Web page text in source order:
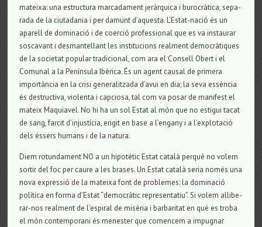
mateixa: una estruc­tura mar­ca­da­ment jeràrquica i burocràtica, sepa­
rada de la ciu­ta­da­nia i per damunt d’aquesta. L’Estat-nació és un
apa­rell de domi­nació i de coerció pro­fes­si­o­nal que es va ins­tau­rar
sos­ca­vant i des­man­te­llant les ins­ti­tu­ci­ons real­ment democràtiques
de la soci­e­tat popu­lar tra­di­ci­o­nal, com ara el Con­sell Obert i el
Comu­nal a la Península Ibèrica. És un agent cau­sal de pri­mera
importància en la crisi gene­ra­lit­zada d’avui en dia; la seva essència
és des­truc­tiva, vio­lenta i cap­ci­osa, tal com va posar de mani­fest el
mateix Maquia­vel. No hi ha un sol Estat al món que no esti­gui tacat
de sang, far­cit d’injustícia, eri­git en base a l’engany i a l’explo­tació
dels éssers humans i de la natura.
Diem rotun­da­ment NO a un hipotètic Estat català perquè no volem
sor­tir del foc per caure a les bra­ses. Un Estat català seria només una
nova expressió de la mateixa font de pro­ble­mes: la domi­nació
política en forma d’Estat “democràtic repre­sen­ta­tiu”. Si volem alli­be­
rar-nos real­ment de l’espi­ral de misèria i bar­ba­ri­tat en què es troba
el món con­tem­po­rani és menes­ter que comen­cem a impug­nar